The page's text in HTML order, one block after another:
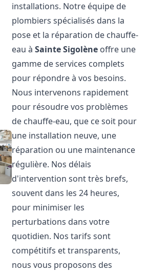
installations. Notre équipe de
plombiers spécialisés dans la
pose et la réparation de chauffe-
eau àSainte Sigolène offre une
gamme de services complets
pour répondre à vos besoins.
Nous intervenons rapidement
pour résoudre vos problèmes
de chauffe-eau, que ce soit pour
une installation neuve, une
réparation ou une maintenance
régulière. Nos délais
d'intervention sont très brefs,
souvent dans les 24 heures,
pour minimiser les
perturbations dans votre
quotidien. Nos tarifs sont
compétitifs et transparents,
nous vous proposons des